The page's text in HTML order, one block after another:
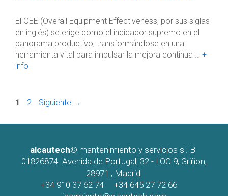
El OEE (Overall Equipment Effectiveness, por sus siglas
en inglés) se erige como el indicador supremo en el
panorama productivo, transformándose en una
herramienta vital para impulsar la mejora continua … +
info
Página
1 Página
2 Siguiente →
alcautech© mantenimiento y servicios sl. B-
01826874. Avenida de Portugal, 32 - LOC 9, Griñon,
28971 , Madrid.
+34 910 37 62 74
+34 645 27 72 66